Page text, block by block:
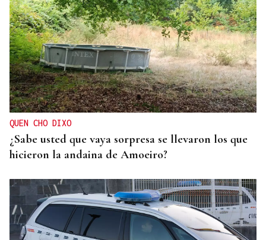
QUEN CHO DIXO
¿Sabe usted que vaya sorpresa se llevaron los que
hicieron la andaina de Amoeiro?